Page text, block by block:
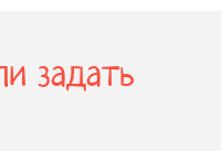
задать